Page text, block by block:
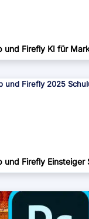
und Firefly KI für
und Firefly Einsteiger